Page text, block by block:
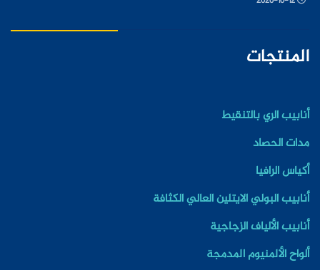
المنتجات
أنابيب الري بالتنقيط
مدات الحصاد
أكياس الرافيا
أنابيب البولي الايتلين العالي الكثافة
أنابيب الألياف الزجاجية
ألواح الألمنيوم المدمجة